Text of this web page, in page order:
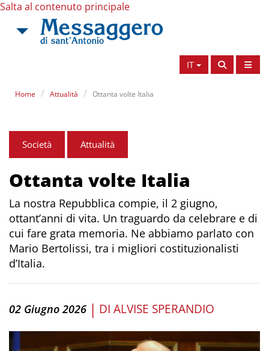
Salta al contenuto principale
IT
Home Attualità Ottanta volte Italia
Società Attualità
Ottanta volte Italia
La nostra Repubblica compie, il 2 giugno,
ottant’anni di vita. Un traguardo da celebrare e di
cui fare grata memoria. Ne abbiamo parlato con
Mario Bertolissi, tra i migliori costituzionalisti
d’Italia.
02 Giugno 2026 | DI ALVISE SPERANDIO